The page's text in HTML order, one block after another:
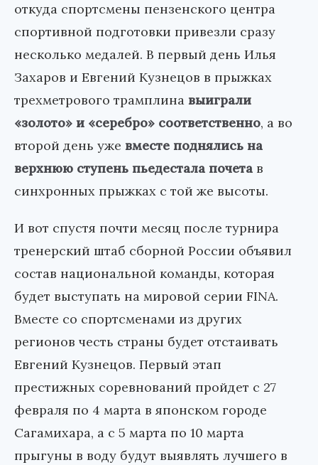
откуда спортсмены пензенского центра
спортивной подготовки привезли сразу
несколько медалей. В первый день Илья
Захаров и Евгений Кузнецов в прыжках
трехметрового трамплина выиграли
«золото» и «серебро» соответственно, а во
второй день уже вместе поднялись на
верхнюю ступень пьедестала почета в
синхронных прыжках с той же высоты.
И вот спустя почти месяц после турнира
тренерский штаб сборной России объявил
состав национальной команды, которая
будет выступать на мировой серии FINA.
Вместе со спортсменами из других
регионов честь страны будет отстаивать
Евгений Кузнецов. Первый этап
престижных соревнований пройдет с 27
февраля по 4 марта в японском городе
Сагамихара, а с 5 марта по 10 марта
прыгуны в воду будут выявлять лучшего в